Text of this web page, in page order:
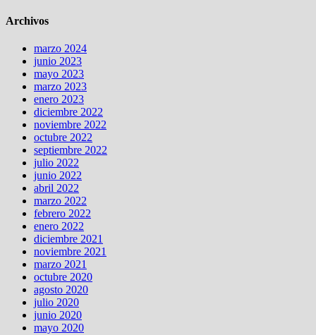
Archivos
marzo 2024
junio 2023
mayo 2023
marzo 2023
enero 2023
diciembre 2022
noviembre 2022
octubre 2022
septiembre 2022
julio 2022
junio 2022
abril 2022
marzo 2022
febrero 2022
enero 2022
diciembre 2021
noviembre 2021
marzo 2021
octubre 2020
agosto 2020
julio 2020
junio 2020
mayo 2020